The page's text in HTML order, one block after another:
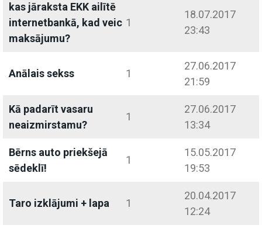
kas jāraksta EKK ailītē
internetbankā, kad veic
maksājumu?
1
18.07.2017
23:43
Anālais sekss 1
27.06.2017
21:59
Kā padarīt vasaru
neaizmirstamu?
1
27.06.2017
13:34
Bērns auto priekšejā
sēdeklī!
1
15.05.2017
19:53
Taro izklājumi + lapa 1
20.04.2017
12:24